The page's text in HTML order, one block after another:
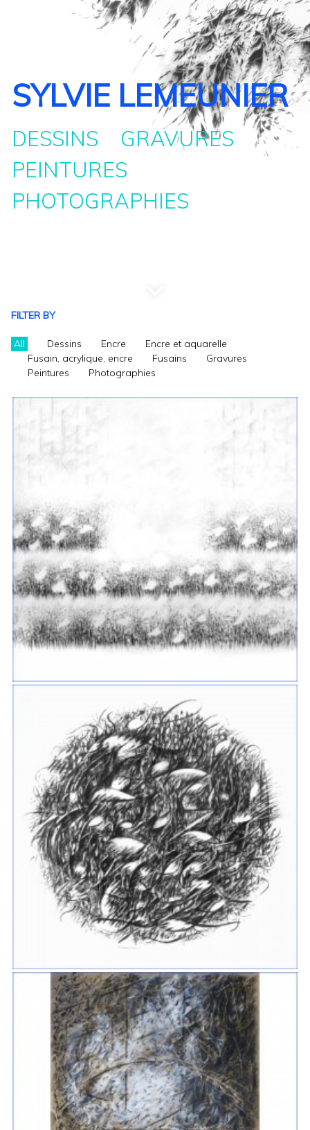
SYLVIE LEMEUNIER
DESSINS GRAVURES
PEINTURES
PHOTOGRAPHIES
FILTER BY
All Dessins Encre
Encre et aquarelle
Fusain, acrylique, encre
Fusains
Gravures
Peintures
Photographies
HAUTES HERBES
CERCLES D’HERBES